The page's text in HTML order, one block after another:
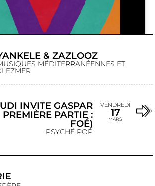
& ZAZLOOZ
MÉDITERRANÉENNES ET
INVITE GASPAR
PARTIE :
FOÉ)
PSYCHÉ POP
VENDREDI
17
MARS